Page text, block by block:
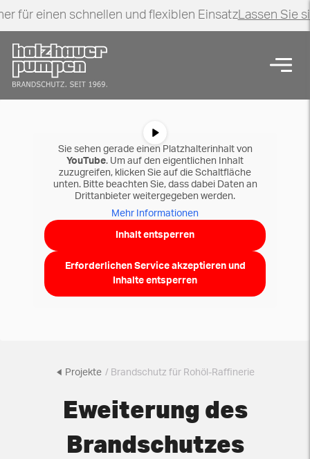
für einen schnellen und flexiblen EinsatzLassen Sie
Zurück zur Startseite
Sie sehen gerade einen Platzhalterinhalt von
YouTube. Um auf den eigentlichen Inhalt
zuzugreifen, klicken Sie auf die Schaltfläche
unten. Bitte beachten Sie, dass dabei Daten an
Drittanbieter weitergegeben werden.
Mehr Informationen
Inhalt entsperren
Erforderlichen Service akzeptieren und
Inhalte entsperren
Projekte / Brandschutz für Rohöl-Raffinerie
Eweiterung des
Brandschutzes